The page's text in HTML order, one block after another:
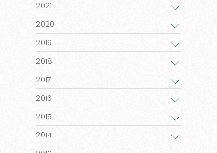
2021
2020
2019
2018
2017
2016
2015
2014